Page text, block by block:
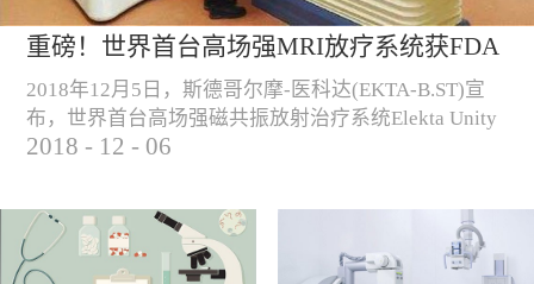
重磅！世界首台高场强MRI放疗系统获FDA
认证！
2018年12月5日，斯德哥尔摩-医科达(EKTA-B.ST)宣
布，世界首台高场强磁共振放射治疗系统Elekta Unity
正式获得FDA认证，可用于美国的商业销售和临床使
2018年6月高场强磁共振放射治疗系统获得CE认证以
来， Elekta Unity一直致力于提高和改善欧洲肿瘤患者
的治疗，我们很高兴这种尖端技术产品现已在美国...
2018 - 12 - 06